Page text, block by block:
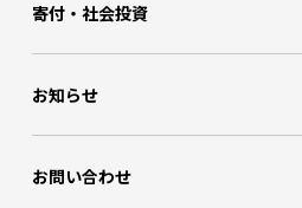
寄付・社会投資
お知らせ
お問い合わせ